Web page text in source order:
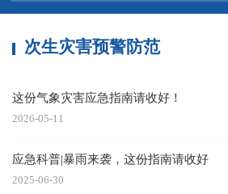
次生灾害预警防范
这份气象灾害应急指南请收好！
2026-05-11
应急科普|暴雨来袭，这份指南请收好
2025-06-30